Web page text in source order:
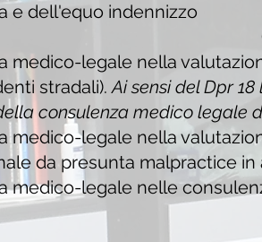
e dell'equo indennizzo
medico-legale nella
stradali).Ai sensi del Dpr
consulenza medico legale
medico-legale nella
da presunta malpractice
medico-legale nelle